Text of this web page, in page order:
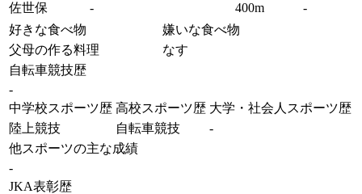
佐世保
- 400m
-
好きな食べ物
嫌いな食べ物
父母の作る料理
なす
自転車競技歴
-
中学校スポーツ歴 高校スポーツ歴 大学・社会人スポーツ歴
陸上競技
自転車競技
-
他スポーツの主な成績
-
JKA表彰歴